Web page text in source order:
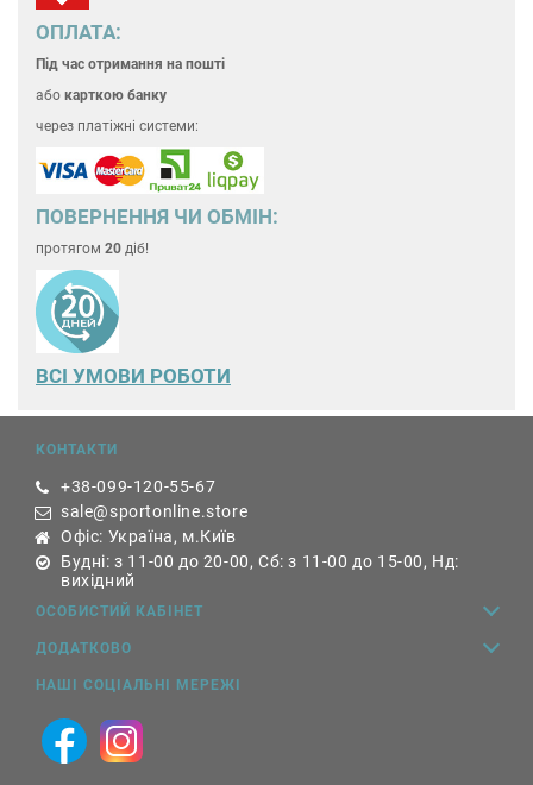
ОПЛАТА:
Під час отримання на пошті
або карткою банку
через платіжні системи:
ПОВЕРНЕННЯ ЧИ ОБМІН:
протягом 20 діб!
ВСІ УМОВИ РОБОТИ
КОНТАКТИ
+38-099-120-55-67
sale@sportonline.store
Офіс: Україна, м.Київ
Будні: з 11-00 до 20-00, Сб: з 11-00 до 15-00, Нд:
вихідний
ОСОБИСТИЙ КАБІНЕТ
ДОДАТКОВО
НАШІ СОЦІАЛЬНІ МЕРЕЖІ